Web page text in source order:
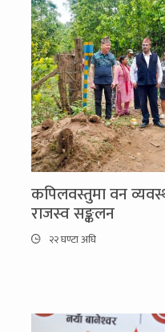
कपिलवस्तुमा वन
राजस्व सङ्कलन
२२ घण्टा अघि